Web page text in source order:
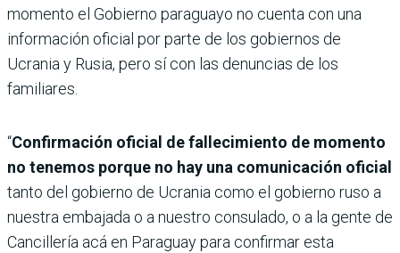
momento el Gobierno paraguayo no cuenta con una
información oficial por parte de los gobiernos de
Ucrania y Rusia, pero sí con las denuncias de los
familiares.
“Confirmación oficial de fallecimiento de momento
no tenemos porque no hay una comunicación oficial
tanto del gobierno de Ucrania como el gobierno ruso a
nuestra embajada o a nuestro consulado, o a la gente de
Cancillería acá en Paraguay para confirmar esta